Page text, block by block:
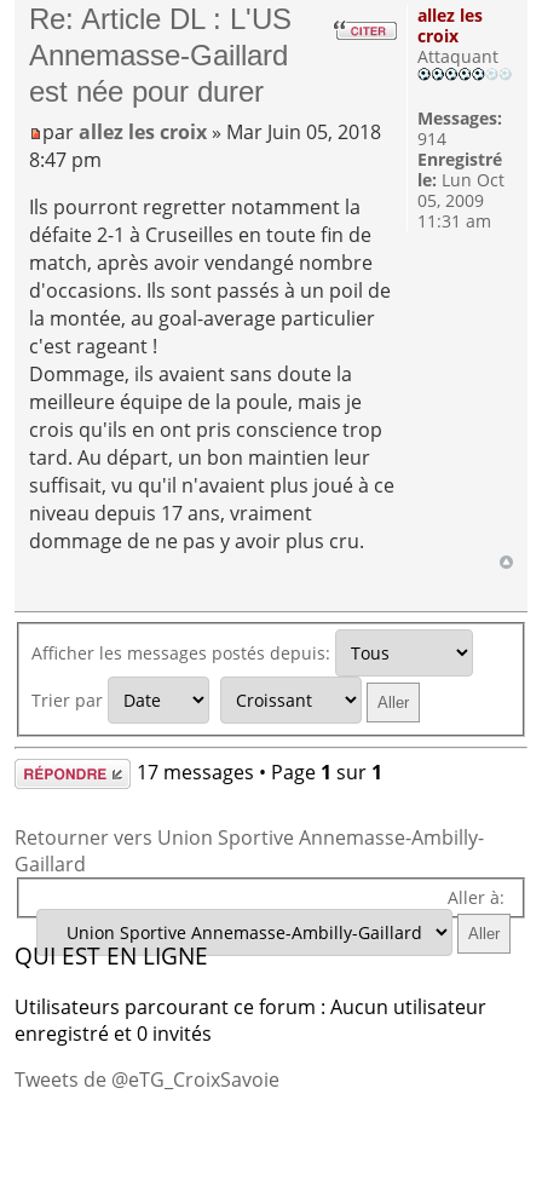
Re: Article DL : L'US
Annemasse-Gaillard
est née pour durer
parallez les croix » Mar Juin 05, 2018
8:47 pm
Ils pourront regretter notamment la
défaite 2-1 à Cruseilles en toute fin de
match, après avoir vendangé nombre
d'occasions. Ils sont passés à un poil de
la montée, au goal-average particulier
c'est rageant !
Dommage, ils avaient sans doute la
meilleure équipe de la poule, mais je
crois qu'ils en ont pris conscience trop
tard. Au départ, un bon maintien leur
suffisait, vu qu'il n'avaient plus joué à ce
niveau depuis 17 ans, vraiment
dommage de ne pas y avoir plus cru.
allez les
croix
Attaquant
Messages:
914
Enregistré
le: Lun Oct
05, 2009
11:31 am
Afficher les messages postés depuis:
Trier par
Répondre 17 messages • Page 1 sur 1
Retourner vers Union Sportive Annemasse-Ambilly-
Gaillard
Aller à:
QUI EST EN LIGNE
Utilisateurs parcourant ce forum : Aucun utilisateur
enregistré et 0 invités
Tweets de @eTG_CroixSavoie